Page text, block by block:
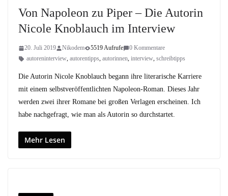
Von Napoleon zu Piper – Die Autorin
Nicole Knoblauch im Interview
20. Juli 2019 Nikodem 5519 Aufrufe
0 Kommentare
autoreninterview, autorentipps, autorinnen, interview, schreibtipps
Die Autorin Nicole Knoblauch begann ihre literarische Karriere
mit einem selbstveröffentlichten Napoleon-Roman. Dieses Jahr
werden zwei ihrer Romane bei großen Verlagen erscheinen. Ich
habe nachgefragt, wie man als Autorin so durchstartet.
Mehr Lesen